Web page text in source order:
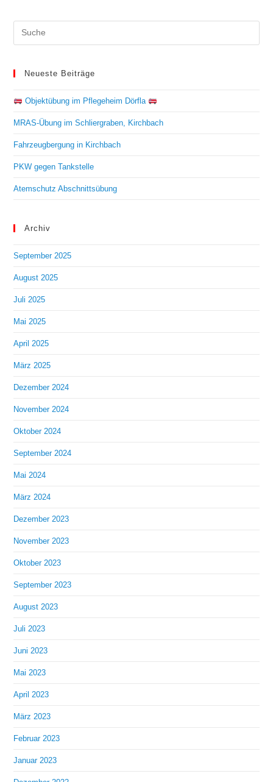
Neueste Beiträge
Objektübung im Pflegeheim Dörfla
MRAS-Übung im Schliergraben, Kirchbach
Fahrzeugbergung in Kirchbach
PKW gegen Tankstelle
Atemschutz Abschnittsübung
Archiv
September 2025
August 2025
Juli 2025
Mai 2025
April 2025
März 2025
Dezember 2024
November 2024
Oktober 2024
September 2024
Mai 2024
März 2024
Dezember 2023
November 2023
Oktober 2023
September 2023
August 2023
Juli 2023
Juni 2023
Mai 2023
April 2023
März 2023
Februar 2023
Januar 2023